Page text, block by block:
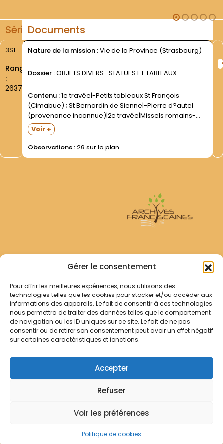
Gérer le consentement
Pour offrir les meilleures expériences, nous utilisons des
technologies telles que les cookies pour stocker et/ou accéder aux
informations des appareils. Le fait de consentir à ces technologies
nous permettra de traiter des données telles que le comportement
de navigation ou les ID uniques sur ce site. Le fait de ne pas
consentir ou de retirer son consentement peut avoir un effet négatif
sur certaines caractéristiques et fonctions.
Accepter
Refuser
Voir les préférences
Politique de cookies
SérieDocuments
3S1
Rang
:
2637
Nature de la mission :Vie de la Province (Strasbourg)
Dossier :OBJETS DIVERS- STATUES ET TABLEAUX
Contenu :1e travée|-Petits tableaux St François
(Cimabue) ; St Bernardin de Sienne|-Pierre d?autel
(provenance inconnue)|2e travée|Missels romains-
Missels romano séraphiques ; Bréviaires romano-
séraphiques ; Liturgia horarum. Latin- 1e moitié XXe
s|Martyrologe|Ménologe (plusieurs exemplaires)|3e
Voir +
Observations :29 sur le plan
Archives Franciscaines
RECHERCHER
Comment chercher ?
Les archives
Notre démarche
Contact